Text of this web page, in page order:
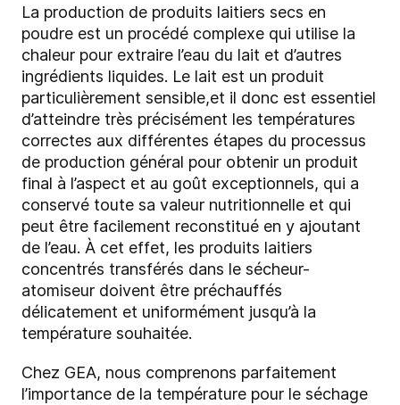
La production de produits laitiers secs en
poudre est un procédé complexe qui utilise la
chaleur pour extraire l’eau du lait et d’autres
ingrédients liquides. Le lait est un produit
particulièrement sensible,et il donc est essentiel
d’atteindre très précisément les températures
correctes aux différentes étapes du processus
de production général pour obtenir un produit
final à l’aspect et au goût exceptionnels, qui a
conservé toute sa valeur nutritionnelle et qui
peut être facilement reconstitué en y ajoutant
de l’eau. À cet effet, les produits laitiers
concentrés transférés dans le sécheur-
atomiseur doivent être préchauffés
délicatement et uniformément jusqu’à la
température souhaitée.
Chez GEA, nous comprenons parfaitement
l’importance de la température pour le séchage